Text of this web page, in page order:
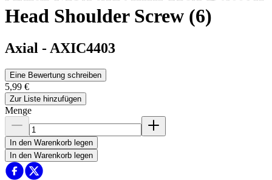
Head Shoulder Screw (6)
Axial - AXIC4403
Eine Bewertung schreiben
5,99 €
Zur Liste hinzufügen
Menge
In den Warenkorb legen
In den Warenkorb legen